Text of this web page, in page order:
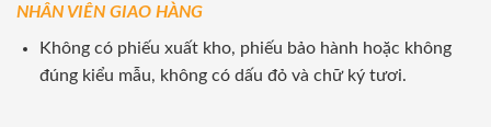
NHÂN VIÊN GIAO HÀNG
Không có phiếu xuất kho, phiếu bảo hành hoặc không
đúng kiểu mẫu, không có dấu đỏ và chữ ký tươi.